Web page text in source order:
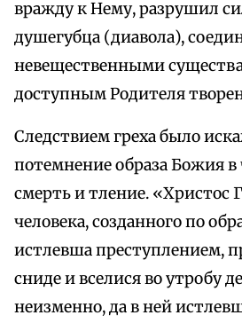
вражду к Нему, разрушил
душегубца (диавола),
невещественными
доступным Родителя
Следствием греха было
потемнение образа Божия в
смерть и тление. «Христос
человека, созданного по
истлевша преступлением,
сниде и вселися во утробу
неизменно, да в ней